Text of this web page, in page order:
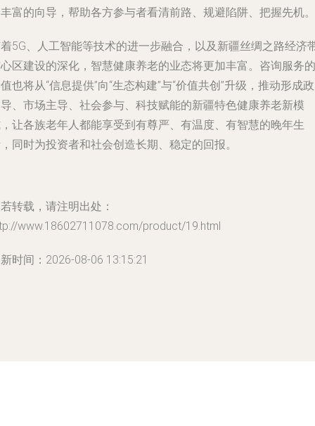
富的向导，帮助各方参与者看清前路、规避陷阱、把握先机。
5G、人工智能等技术的进一步融合，以及新疆丝绸之路经济
区建设的深化，智慧健康养老的业态将更加丰富。咨询服务的
也将从“信息提供”向“生态构建”与“价值共创”升级，推动形成
、市场主导、社会参与、科技赋能的新疆特色健康养老新模
让各族老年人都能享受到有尊严、有温度、有智慧的晚年生
同时为投资者和社会创造长期、稳定的回报。
转载，请注明出处：
www.18602711078.com/product/19.html
时间：2026-08-06 13:15:21